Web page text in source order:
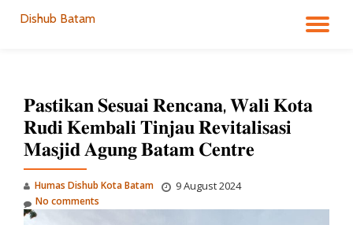
Dishub Batam
𝐏𝐚𝐬𝐭𝐢𝐤𝐚𝐧 𝐒𝐞𝐬𝐮𝐚𝐢 𝐑𝐞𝐧𝐜𝐚𝐧𝐚, 𝐖𝐚𝐥𝐢 𝐊𝐨𝐭𝐚
𝐑𝐮𝐝𝐢 𝐊𝐞𝐦𝐛𝐚𝐥𝐢 𝐓𝐢𝐧𝐣𝐚𝐮 𝐑𝐞𝐯𝐢𝐭𝐚𝐥𝐢𝐬𝐚𝐬𝐢
𝐌𝐚𝐬𝐣𝐢𝐝 𝐀𝐠𝐮𝐧𝐠 𝐁𝐚𝐭𝐚𝐦 𝐂𝐞𝐧𝐭𝐫𝐞
Humas Dishub Kota Batam 9 August 2024
No comments